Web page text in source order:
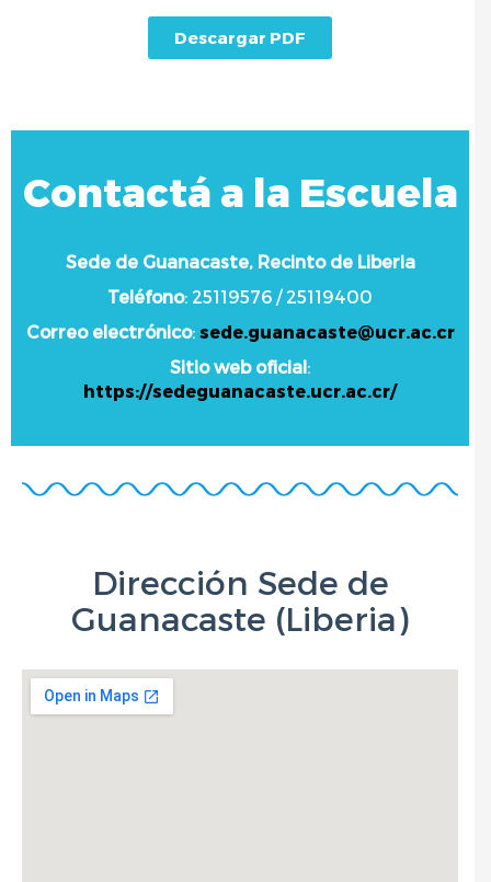
Descargar PDF
Contactá a la Escuela
Sede de Guanacaste, Recinto de Liberia
Teléfono: 25119576 / 25119400
Correo electrónico: sede.guanacaste@ucr.ac.cr
Sitio web oficial:
https://sedeguanacaste.ucr.ac.cr/
Dirección Sede de
Guanacaste (Liberia)